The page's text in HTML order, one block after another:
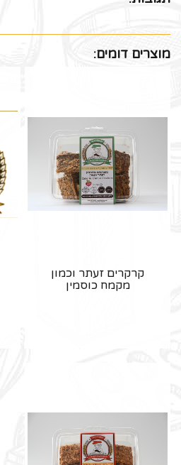
מוצרים דומים:
קרקרים זעתר וכמון
מקמח כוסמין